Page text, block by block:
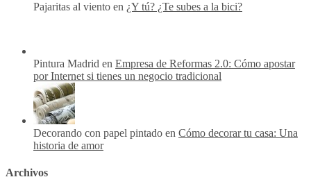
Pajaritas al viento en ¿Y tú? ¿Te subes a la bici?
Pintura Madrid en Empresa de Reformas 2.0: Cómo apostar
por Internet si tienes un negocio tradicional
Decorando con papel pintado en Cómo decorar tu casa: Una
historia de amor
Archivos